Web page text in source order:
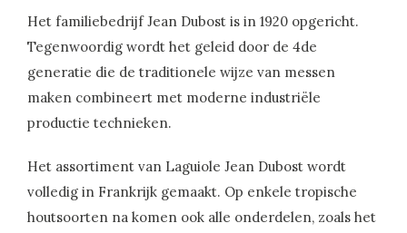
Het familiebedrijf Jean Dubost is in 1920 opgericht.
Tegenwoordig wordt het geleid door de 4de
generatie die de traditionele wijze van messen
maken combineert met moderne industriële
productie technieken.
Het assortiment van Laguiole Jean Dubost wordt
volledig in Frankrijk gemaakt. Op enkele tropische
houtsoorten na komen ook alle onderdelen, zoals het